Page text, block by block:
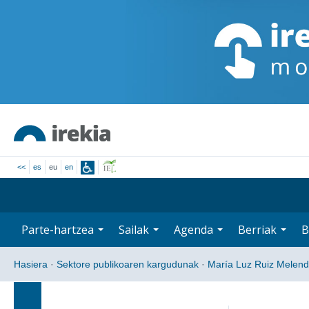
<< es eu en
Parte-hartzea Sailak Agenda Berriak
Hasiera · Sektore publikoaren kargudunak · María Luz Ruiz